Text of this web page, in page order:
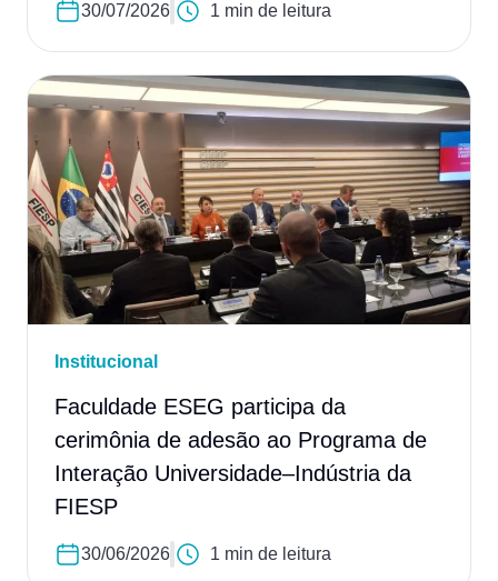
30/07/2026 1 min de leitura
Institucional
Faculdade ESEG participa da
cerimônia de adesão ao Programa de
Interação Universidade–Indústria da
FIESP
30/06/2026 1 min de leitura